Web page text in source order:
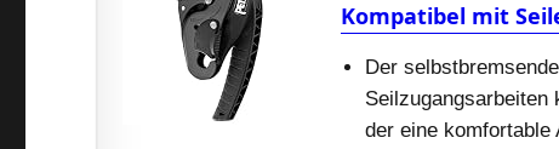
Kompatibel mit
Der
Seilzugangsarbeiten
der eine